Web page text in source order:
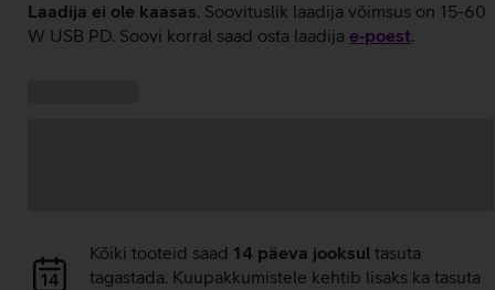
Laadija ei ole kaasas. Soovituslik laadija võimsus on 15-60
W USB PD. Soovi korral saad osta laadija e‑poest.
Andmete
laadimine
Kõiki tooteid saad 14 päeva jooksul tasuta
tagastada. Kuupakkumistele kehtib lisaks ka tasuta